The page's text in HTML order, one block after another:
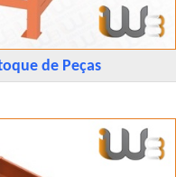
de Peças